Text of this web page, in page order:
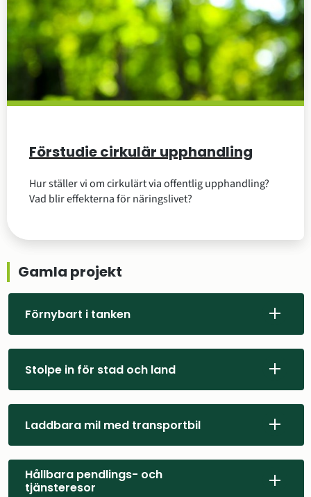
Förstudie cirkulär upphandling
Hur ställer vi om cirkulärt via offentlig upphandling?
Vad blir effekterna för näringslivet?
Gamla projekt
Förnybart i tanken
Stolpe in för stad och land
Laddbara mil med transportbil
Hållbara pendlings- och
tjänsteresor